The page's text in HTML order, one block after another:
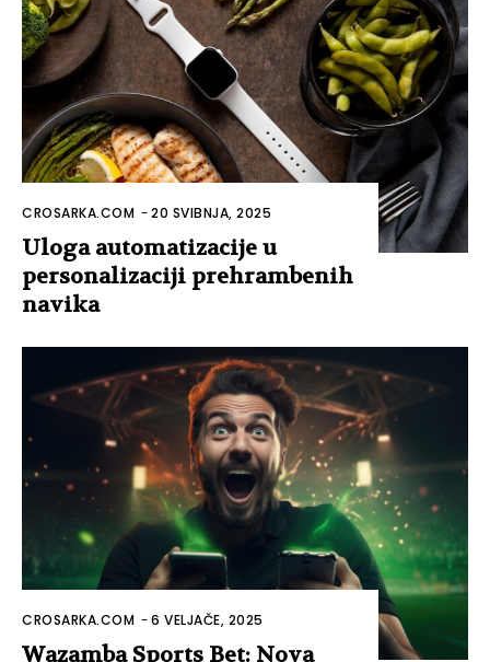
CROSARKA.COM -20 SVIBNJA, 2025
Uloga automatizacije u
personalizaciji prehrambenih
navika
CROSARKA.COM -6 VELJAČE, 2025
Wazamba Sports Bet: Nova